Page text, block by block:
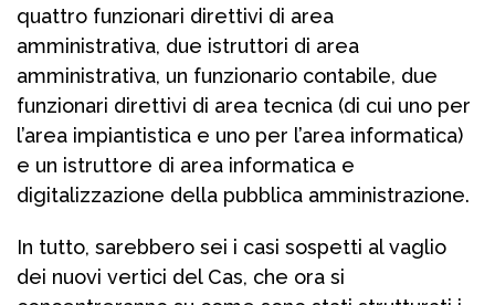
quattro funzionari direttivi di area
amministrativa, due istruttori di area
amministrativa, un funzionario contabile, due
funzionari direttivi di area tecnica (di cui uno per
l’area impiantistica e uno per l’area informatica)
e un istruttore di area informatica e
digitalizzazione della pubblica amministrazione.
In tutto, sarebbero sei i casi sospetti al vaglio
dei nuovi vertici del Cas, che ora si